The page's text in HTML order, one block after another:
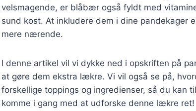
velsmagende, er blåbær også fyldt med
sund kost. At inkludere dem i dine pandekager
mere nærende.
I denne artikel vil vi dykke ned i opskriften på
at gøre dem ekstra lækre. Vi vil også se på,
forskellige toppings og ingredienser, så du kan
komme i gang med at udforske denne lækre ret!